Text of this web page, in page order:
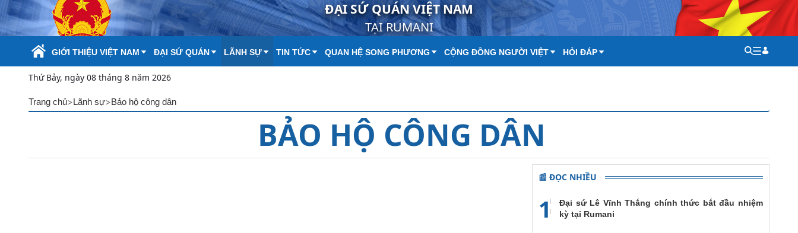
Skip to Main Content ĐẠI SỨ QUÁN VIỆT NAM
TẠI RUMANI
GIỚI THIỆU VIỆT NAM ĐẠI SỨ QUÁN LÃNH SỰ TIN TỨC QUAN HỆ SONG PHƯƠNG CỘNG ĐỒNG NGƯỜI VIỆT HỎI ĐÁP
Thứ Bảy, ngày 08 tháng 8 năm 2026
Trang chủ>Lãnh sự>Bảo hộ công dân
BẢO HỘ CÔNG DÂN
📰 ĐỌC NHIỀU
1
Đại sứ Lê Vĩnh Thắng chính thức bắt đầu nhiệm
kỳ tại Rumani